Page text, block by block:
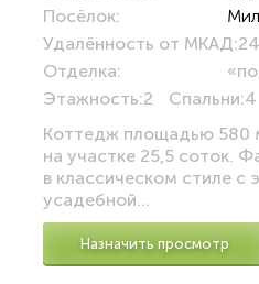
Посёлок:
Удалённость от МКАД:
Отделка:
Этажность:2 Спальни:4
Коттедж площадью 580
на участке 25,5 соток.
в классическом стиле с
усадебной...
Назначить просмотр